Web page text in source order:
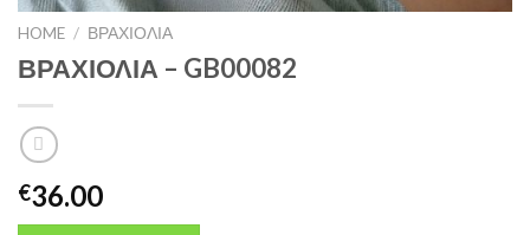
HOME / ΒΡΑΧΙΟΛΙΑ
ΒΡΑΧΙΟΛΙΑ – GB00082
€36.00